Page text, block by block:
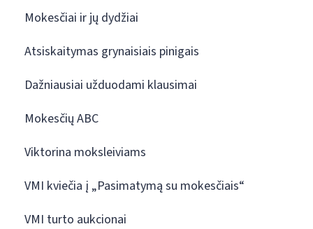
Mokesčiai ir jų dydžiai
Atsiskaitymas grynaisiais pinigais
Dažniausiai užduodami klausimai
Mokesčių ABC
Viktorina moksleiviams
VMI kviečia į „Pasimatymą su mokesčiais“
VMI turto aukcionai